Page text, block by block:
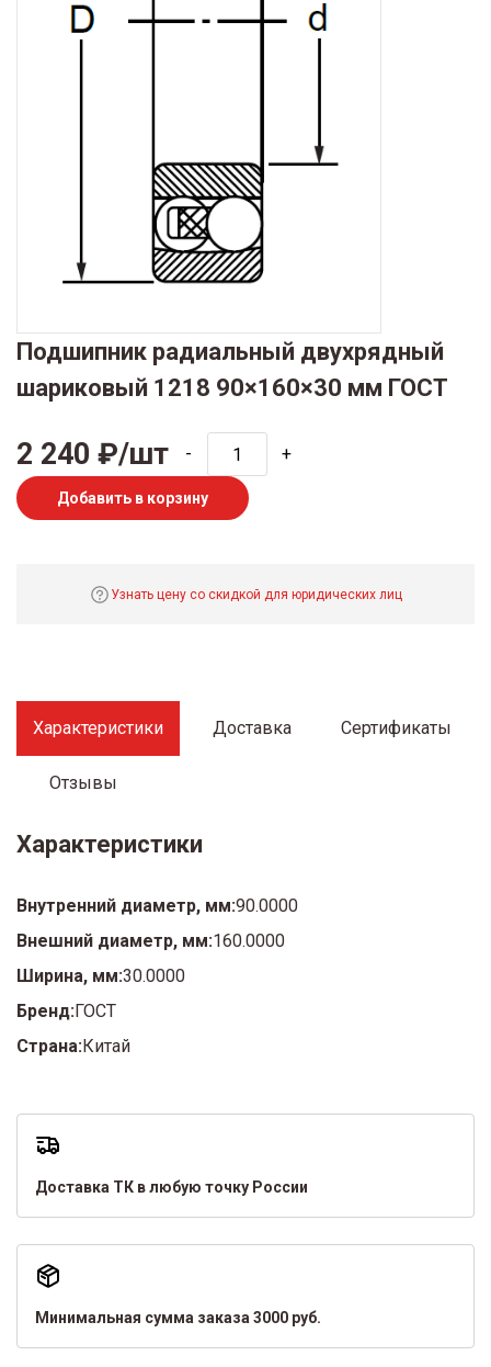
Подшипник радиальный двухрядный
шариковый 1218 90×160×30 мм ГОСТ
2 240 ₽/шт - +
Добавить в корзину
Узнать цену со скидкой для юридических лиц
Характеристики Доставка Сертификаты
Отзывы
Характеристики
Внутренний диаметр, мм:90.0000
Внешний диаметр, мм:160.0000
Ширина, мм:30.0000
Бренд:ГОСТ
Страна:Китай
Доставка ТК в любую точку России
Минимальная сумма заказа 3000 руб.